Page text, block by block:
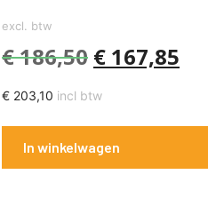
excl. btw
€186,50 € 167,85
€ 203,10 incl btw
In winkelwagen